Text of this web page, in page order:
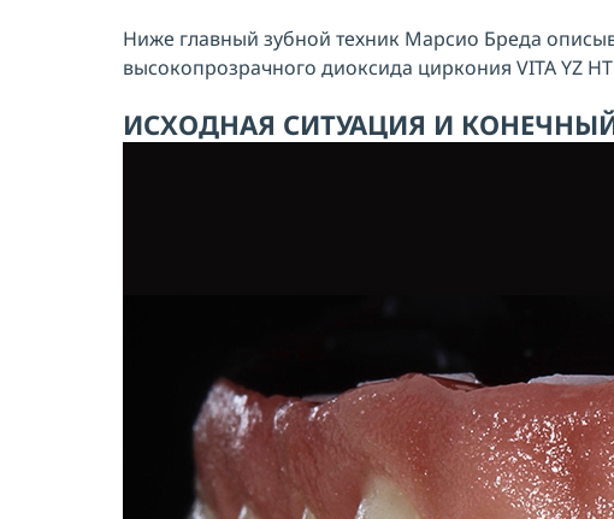
Ниже главный зубной техник Марсио Бреда
высокопрозрачного диоксида циркония VITA YZ
ИСХОДНАЯ СИТУАЦИЯ И КОНЕЧНЫЙ